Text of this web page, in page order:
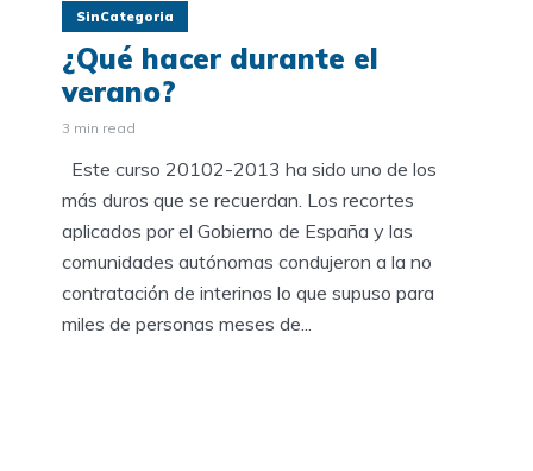
SinCategoria
¿Qué hacer durante el
verano?
3 min read
Este curso 20102-2013 ha sido uno de los
más duros que se recuerdan. Los recortes
aplicados por el Gobierno de España y las
comunidades autónomas condujeron a la no
contratación de interinos lo que supuso para
miles de personas meses de...